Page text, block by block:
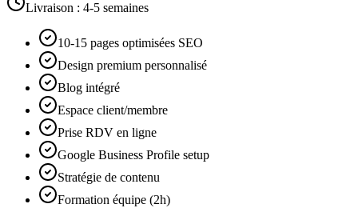
Livraison : 4-5 semaines
10-15 pages optimisées SEO
Design premium personnalisé
Blog intégré
Espace client/membre
Prise RDV en ligne
Google Business Profile setup
Stratégie de contenu
Formation équipe (2h)